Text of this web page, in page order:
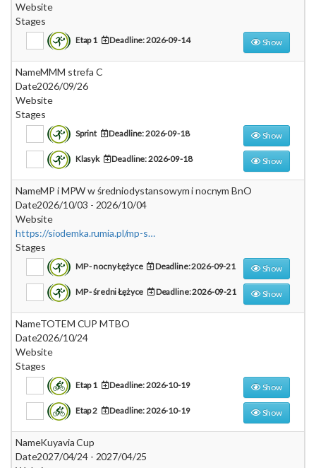
Website
Stages
Etap 1 Deadline: 2026-09-14 Show
NameMMM strefa C
Date2026/09/26
Website
Stages
Sprint Deadline: 2026-09-18 Show
Klasyk Deadline: 2026-09-18 Show
NameMP i MPW w średniodystansowym i nocnym BnO
Date2026/10/03 - 2026/10/04
Website
https://siodemka.rumia.pl/mp-sredni-i-nocny-2026/
Stages
MP - nocny Łężyce Deadline: 2026-09-21 Show
MP - średni Łężyce Deadline: 2026-09-21 Show
NameTOTEM CUP MTBO
Date2026/10/24
Website
Stages
Etap 1 Deadline: 2026-10-19 Show
Etap 2 Deadline: 2026-10-19 Show
NameKuyavia Cup
Date2027/04/24 - 2027/04/25